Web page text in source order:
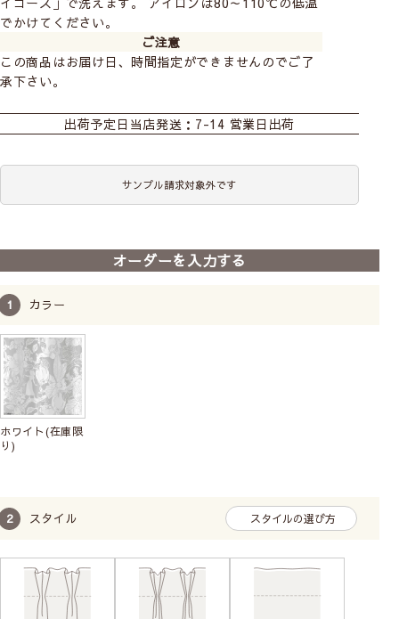
でかけてください。
ご注意
この商品はお届け日、時間指定ができませんのでご了
承下さい。
へ
【既製レースカーテン(1枚
へ
出荷予定日 当店発送：7-14 営業日出荷
サンプル請求対象外です
オーダーを入力する
カラー
ホワイト(在庫限
り)
スタイル スタイルの選び方